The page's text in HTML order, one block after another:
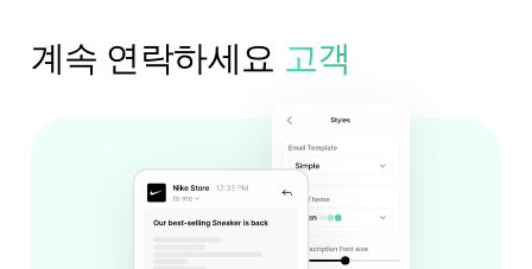
계속 연락하세요 고객